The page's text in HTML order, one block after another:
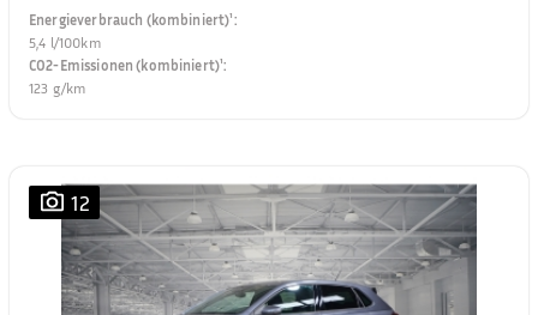
Energieverbrauch (kombiniert)¹:
5,4 l/100km
CO2-Emissionen (kombiniert)¹:
123 g/km
12